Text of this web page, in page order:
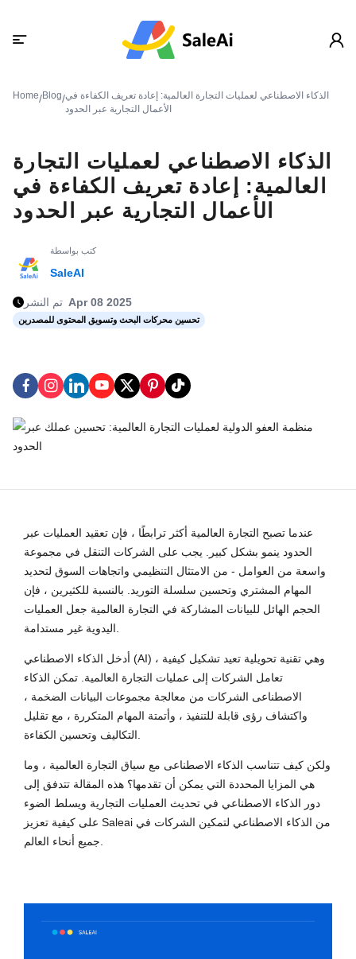
Home/Blog/الذكاء الاصطناعي لعمليات التجارة العالمية: إعادة تعريف الكفاءة في
الأعمال التجارية عبر الحدود
الذكاء الاصطناعي لعمليات التجارة
العالمية: إعادة تعريف الكفاءة في
الأعمال التجارية عبر الحدود
كتب بواسطة
SaleAI
تم النشر Apr 08 2025
تحسين محركات البحث وتسويق المحتوى للمصدرين
عندما تصبح التجارة العالمية أكثر ترابطًا ، فإن تعقيد العمليات عبر
الحدود ينمو بشكل كبير. يجب على الشركات التنقل في مجموعة
واسعة من العوامل - من الامتثال التنظيمي واتجاهات السوق لتحديد
المهام المشتري وتحسين سلسلة التوريد. بالنسبة للكثيرين ، فإن
الحجم الهائل للبيانات المشاركة في التجارة العالمية جعل العمليات
أدخل الذكاء الاصطناعي (AI) ، وهي تقنية تحويلية تعيد تشكيل كيفية
تعامل الشركات إلى عمليات التجارة العالمية. تمكن الذكاء
الاصطناعى الشركات من معالجة مجموعات البيانات الضخمة ،
واكتشاف رؤى قابلة للتنفيذ ، وأتمتة المهام المتكررة ، مع تقليل
ولكن كيف تتناسب الذكاء الاصطناعى مع سياق التجارة العالمية ، وما
هي المزايا المحددة التي يمكن أن تقدمها؟ هذه المقالة تتدفق إلى
دور الذكاء الاصطناعي في تحديث العمليات التجارية ويسلط الضوء
على كيفية تعزيز Saleai من الذكاء الاصطناعي لتمكين الشركات في